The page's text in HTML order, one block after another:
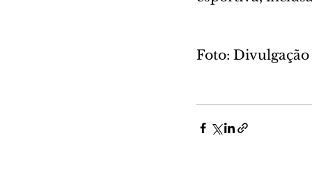
Foto: Divulgação